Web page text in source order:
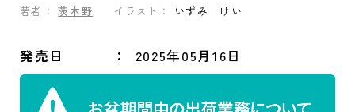
著者： 茨木野 イラスト： いずみ けい
発売日 2025年05月16日